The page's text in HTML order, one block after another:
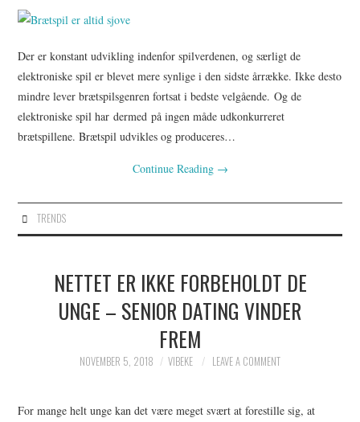
Der er konstant udvikling indenfor spilverdenen, og særligt de
elektroniske spil er blevet mere synlige i den sidste årrække. Ikke desto
mindre lever brætspilsgenren fortsat i bedste velgående. Og de
elektroniske spil har dermed på ingen måde udkonkurreret
brætspillene. Brætspil udvikles og produceres…
Continue Reading →
TRENDS
NETTET ER IKKE FORBEHOLDT DE
UNGE – SENIOR DATING VINDER
FREM
NOVEMBER 5, 2018 VIBEKE LEAVE A COMMENT
For mange helt unge kan det være meget svært at forestille sig, at